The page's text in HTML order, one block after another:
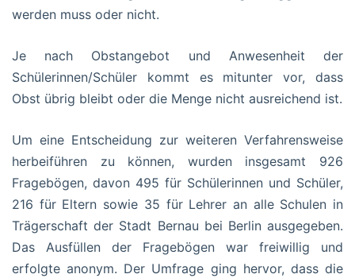
werden muss oder nicht.
Je nach Obstangebot und Anwesenheit der
Schülerinnen/Schüler kommt es mitunter vor, dass
Obst übrig bleibt oder die Menge nicht ausreichend ist.
Um eine Entscheidung zur weiteren Verfahrensweise
herbeiführen zu können, wurden insgesamt 926
Fragebögen, davon 495 für Schülerinnen und Schüler,
216 für Eltern sowie 35 für Lehrer an alle Schulen in
Trägerschaft der Stadt Bernau bei Berlin ausgegeben.
Das Ausfüllen der Fragebögen war freiwillig und
erfolgte anonym. Der Umfrage ging hervor, dass die